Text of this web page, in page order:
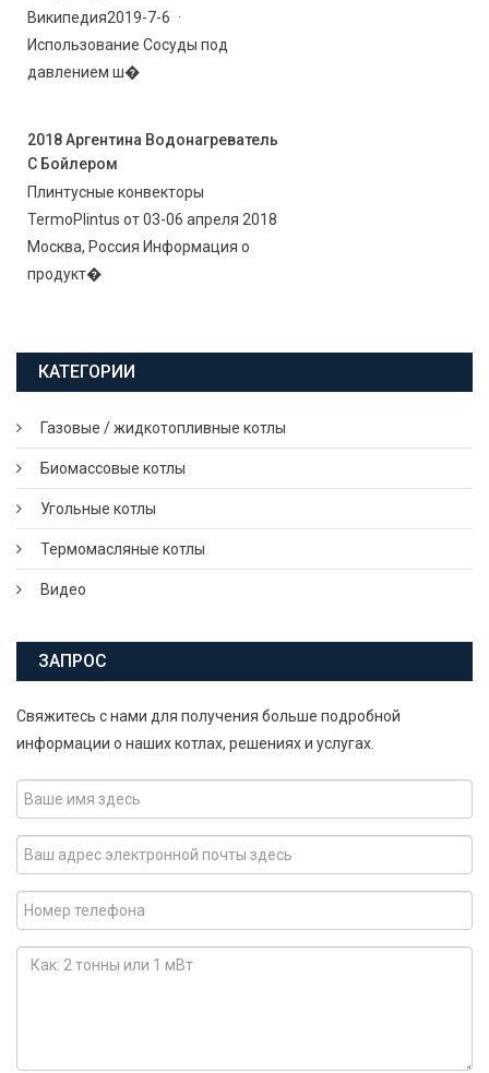
Википедия2019-7-6 ·
Использование Сосуды под
давлением ш�
2018 Аргентина Водонагреватель
С Бойлером
Плинтусные конвекторы
TermoPlintus от 03-06 апреля 2018
Москва, Россия Информация о
продукт�
КАТЕГОРИИ
Газовые / жидкотопливные котлы
Биомассовые котлы
Угольные котлы
Термомасляные котлы
Видео
ЗАПРОС
Свяжитесь с нами для получения больше подробной
информации о наших котлах, решениях и услугах.